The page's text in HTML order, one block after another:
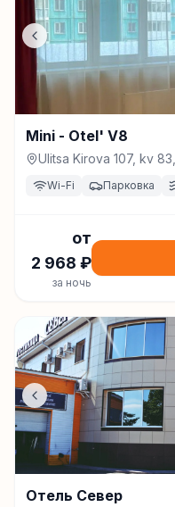
Mini - Otel' V8
Ulitsa Kirova 107, kv
Wi-Fi Парковка
от
2 968 ₽
за ночь
Отель Север